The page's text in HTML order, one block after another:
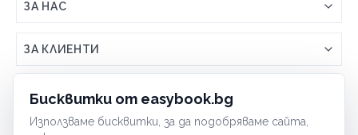
Бисквитки от easybook.bg
Използваме бисквитки, за да подобряваме сайта,
ЗА НАС
Връзка с easybook.bg
Как работи easybook
Често задавани въпроси
ЗА КЛИЕНТИ
Условия за ползване
ЗА ТЪРГОВЦИ
Включи бизнеса си